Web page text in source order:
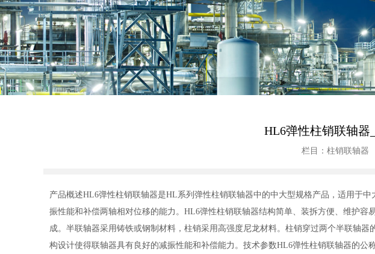
HL6弹性柱销联轴器
栏目：柱销联轴器
产品概述HL6弹性柱销联轴器是HL系列弹性柱销联轴器中的中大型规格产品，适用于
振性能和补偿两轴相对位移的能力。HL6弹性柱销联轴器结构简单、装拆方便、维护
成。半联轴器采用铸铁或钢制材料，柱销采用高强度尼龙材料。柱销穿过两个半联轴
构设计使得联轴器具有良好的减振性能和补偿能力。技术参数HL6弹性柱销联轴器的